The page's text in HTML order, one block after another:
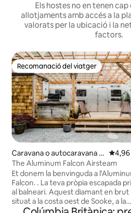
Els hostes no en tenen
allotjaments amb accés a la
valorats per la ubicació i la
factors.
Recomanació del viatger
Recomanació del viatger
Caravana o autocaravana a
Sooke
4,96
The Aluminum Falcon Airsteam
Et donem la benvinguda a
Falcon. . La teva pròpia escapada
al balneari. Aquest diamant en brut
situat a la costa oest de Sooke, a la
Colúmbia Britànica, és un punt de